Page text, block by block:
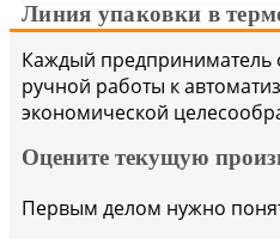
Линия упаковки в
Каждый предприниматель
ручной работы к
экономической
Оцените текущую
Первым делом нужно